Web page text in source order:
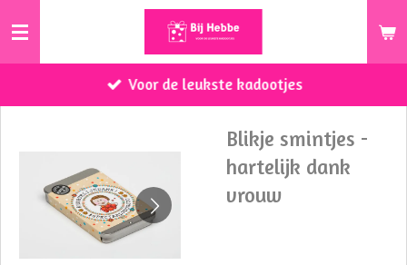
Ga
de
Voor de leukste kadootjes
Blikje smintjes -
hartelijk dank
vrouw